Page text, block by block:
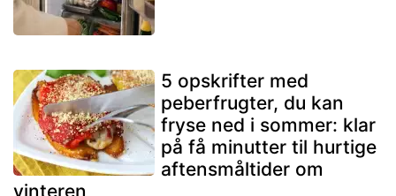
5 opskrifter med
peberfrugter, du kan
fryse ned i sommer: klar
på få minutter til hurtige
aftensmåltider om
vinteren